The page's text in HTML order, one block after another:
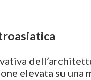
elevata su